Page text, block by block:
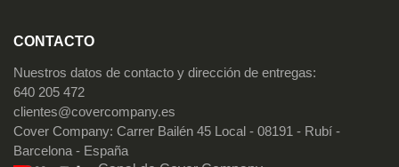
CONTACTO
Nuestros datos de contacto y dirección de entregas:
640 205 472
clientes@covercompany.es
Cover Company: Carrer Bailén 45 Local - 08191 - Rubí -
Barcelona - España